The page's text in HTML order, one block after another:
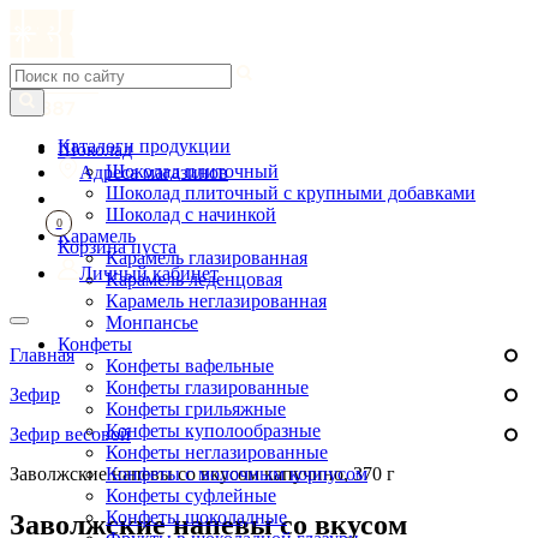
Шоколад
Шоколад плиточный
Шоколад плиточный с крупными добавками
Шоколад с начинкой
Карамель
Карамель глазированная
Карамель леденцовая
Карамель неглазированная
Монпансье
Конфеты
Конфеты вафельные
Конфеты глазированные
Конфеты грильяжные
Конфеты куполообразные
Конфеты неглазированные
Конфеты с молочным корпусом
Конфеты суфлейные
Конфеты шоколадные
Каталоги продукции
Адреса магазинов
0
Корзина пуста
Личный кабинет
Главная
Зефир
Зефир весовой
Заволжские напевы со вкусом капучино, 370 г
Заволжские напевы со вкусом